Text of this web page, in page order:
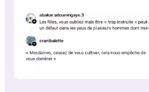
EMAIL*
PASSWORD*
Quelques
tweets